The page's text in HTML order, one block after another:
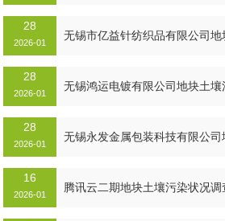
28
2026-01
无锡市亿益针纺织品有限公司
28
2026-01
无锡鸿运电镀有限公司地块土
28
2026-01
无锡永发金属包装科技有限公
16
2026-01
腾讯云二期地块土壤污染状况